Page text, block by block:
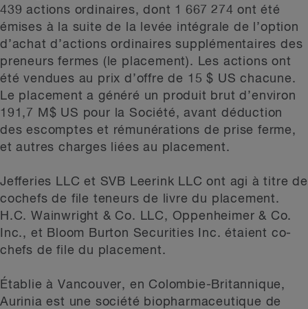
439 actions ordinaires, dont 1 667 274 ont été
émises à la suite de la levée intégrale de l’option
d’achat d’actions ordinaires supplémentaires des
preneurs fermes (le placement). Les actions ont
été vendues au prix d’offre de 15 $ US chacune.
Le placement a généré un produit brut d’environ
191,7 M$ US pour la Société, avant déduction
des escomptes et rémunérations de prise ferme,
et autres charges liées au placement.
Jefferies LLC et SVB Leerink LLC ont agi à titre de
cochefs de file teneurs de livre du placement.
H.C. Wainwright & Co. LLC, Oppenheimer & Co.
Inc., et Bloom Burton Securities Inc. étaient co-
chefs de file du placement.
Établie à Vancouver, en Colombie-Britannique,
Aurinia est une société biopharmaceutique de